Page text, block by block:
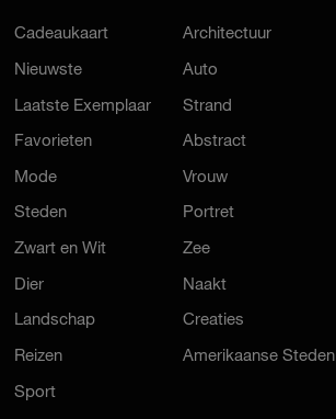
Cadeaukaart
Nieuwste
Laatste Exemplaar
Favorieten
Mode
Steden
Zwart en Wit
Dier
Landschap
Reizen
Sport
Architectuur
Auto
Strand
Abstract
Vrouw
Portret
Zee
Naakt
Creaties
Amerikaanse Steden